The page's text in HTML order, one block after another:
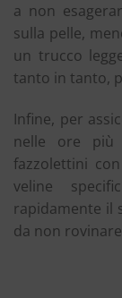
a non
sulla pelle,
un trucco
tanto in tanto,
Infine, per
nelle ore più
fazzolettini
veline
rapidamente il
da non